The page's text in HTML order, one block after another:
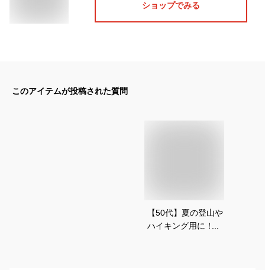
ショップでみる
このアイテムが投稿された質問
【50代】夏の登山や
ハイキング用に！お